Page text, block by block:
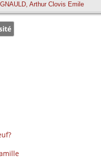
Arthur Clovis Emile